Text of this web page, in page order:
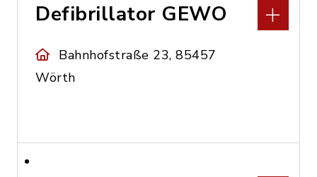
Defibrillator GEWO
Bahnhofstraße 23, 85457
Wörth